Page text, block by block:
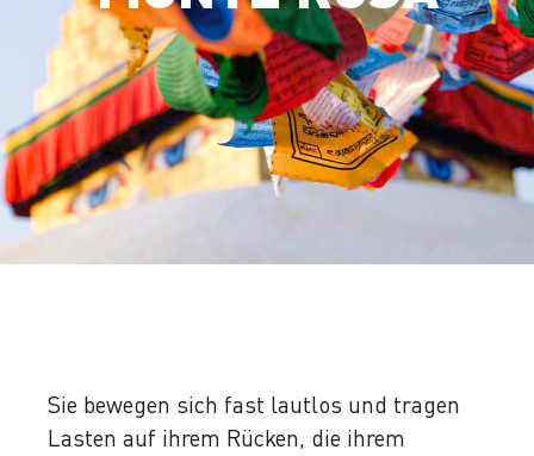
Sie bewegen sich fast lautlos und tragen
Lasten auf ihrem Rücken, die ihrem